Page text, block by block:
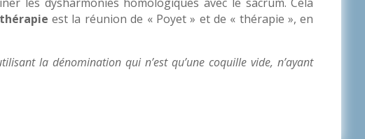
est la réunion de « Poyet » et de « thérapie », en
la dénomination qui n’est qu’une coquille vide, n’ayant